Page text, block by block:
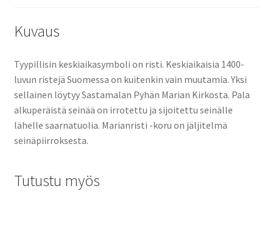
Kuvaus
Tyypillisin keskiaikasymboli on risti. Keskiaikaisia 1400-
luvun ristejä Suomessa on kuitenkin vain muutamia. Yksi
sellainen löytyy Sastamalan Pyhän Marian Kirkosta. Pala
alkuperäistä seinää on irrotettu ja sijoitettu seinälle
lähelle saarnatuolia. Marianristi -koru on jäljitelmä
seinäpiirroksesta.
Tutustu myös